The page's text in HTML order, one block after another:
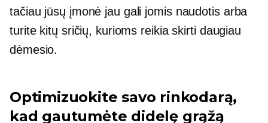
tačiau jūsų įmonė jau gali jomis naudotis arba
turite kitų sričių, kurioms reikia skirti daugiau
dėmesio.
Optimizuokite savo rinkodarą,
kad gautumėte didelę grąžą